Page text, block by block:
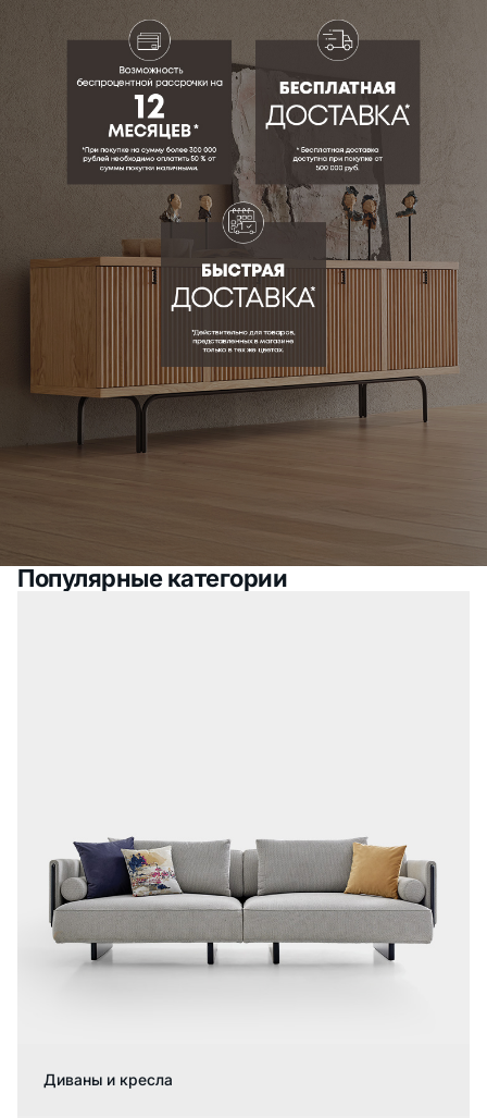
Популярные категории
Диваны и кресла